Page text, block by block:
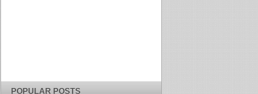
POPULAR POSTS